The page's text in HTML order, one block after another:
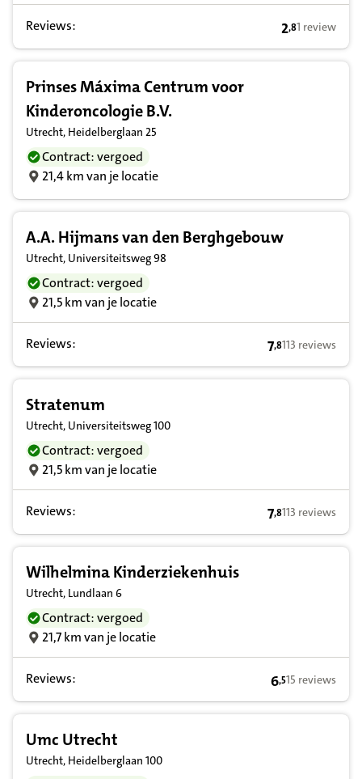
Reviews: 2,8 op basis
2,81 review
Prinses Máxima Centrum voor
Kinderoncologie B.V.
Utrecht, Heidelberglaan 25
Contract: vergoed
21,4 km van je locatie
A.A. Hijmans van den Berghgebouw
Utrecht, Universiteitsweg 98
Contract: vergoed
21,5 km van je locatie
Reviews: 7,8 op basis van
7,8113 reviews
Stratenum
Utrecht, Universiteitsweg 100
Contract: vergoed
21,5 km van je locatie
Reviews: 7,8 op basis van
7,8113 reviews
Wilhelmina Kinderziekenhuis
Utrecht, Lundlaan 6
Contract: vergoed
21,7 km van je locatie
Reviews: 6,5 op basis
6,515 reviews
Umc Utrecht
Utrecht, Heidelberglaan 100